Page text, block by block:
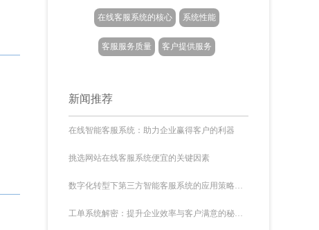
在线客服系统的核心 系统性能
客服服务质量 客户提供服务
新闻推荐
在线智能客服系统：助力企业赢得客户的利器
挑选网站在线客服系统便宜的关键因素
数字化转型下第三方智能客服系统的应用策略：从需求到优化的全流程指南
工单系统解密：提升企业效率与客户满意的秘密武器